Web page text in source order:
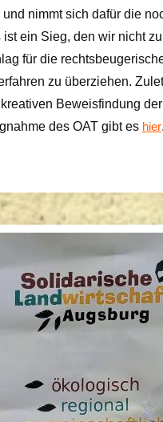
nimmt sich dafür die
ein Sieg, den wir nicht
für die
zu überziehen.
Beweisfindung
des OAT gibt es hier.